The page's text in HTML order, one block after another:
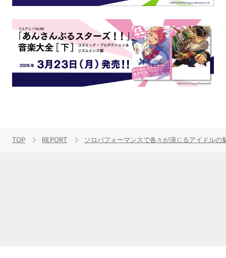
TOP REPORT ソロパフォーマンスで各々が演じるアイドル